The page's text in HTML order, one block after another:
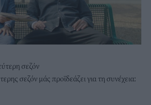
σεζόν
σεζόν μάς προϊδεάζει για τη συνέχεια: